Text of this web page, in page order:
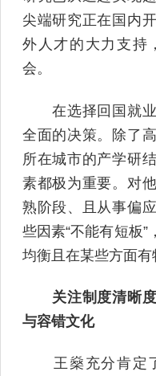
尖端研究正在国内
外人才的大力支持
会。
在选择回国就业
全面的决策。除了
所在城市的产学研
素都极为重要。对
熟阶段、且从事偏
些因素“不能有短板
均衡且在某些方面有
关注制度清晰
与容错文化
王燊充分肯定了